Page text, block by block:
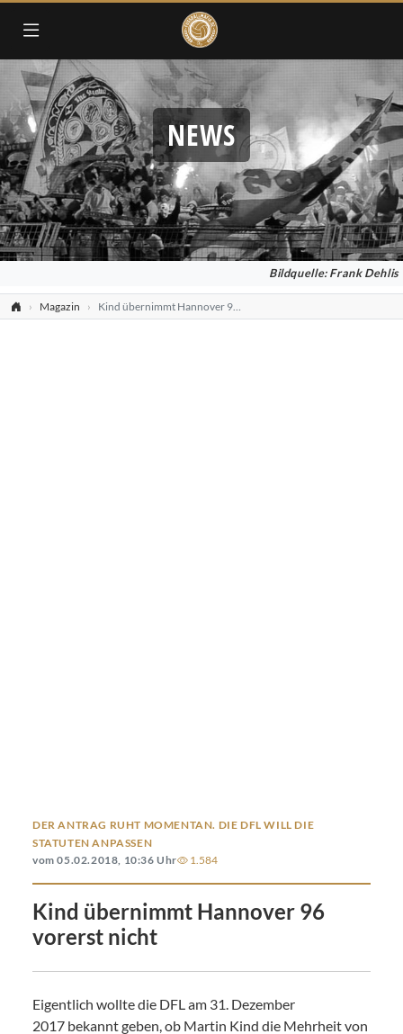
NEWS
Bildquelle: Frank Dehlis
Magazin Kind übernimmt Hannover 96 vorerst nicht
DER ANTRAG RUHT MOMENTAN. DIE DFL WILL DIE
STATUTEN ANPASSEN
vom 05.02.2018, 10:36 Uhr
1.584
Kind übernimmt Hannover 96
vorerst nicht
Eigentlich wollte die DFL am 31. Dezember
2017 bekannt geben, ob Martin Kind die Mehrheit von